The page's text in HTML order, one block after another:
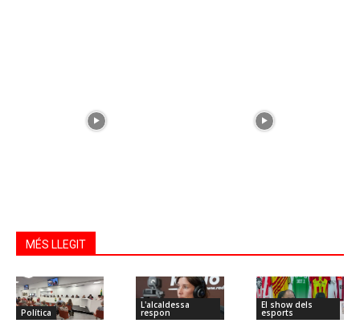
MÉS LLEGIT
Política
L'alcaldessa
respon
El show dels
esports